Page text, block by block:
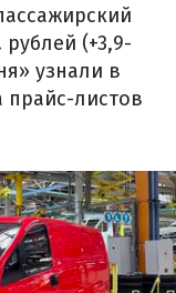
(+3,9-
узнали в
прайс-листов